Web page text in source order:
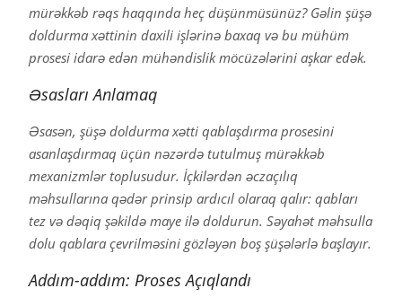
mürəkkəb rəqs haqqında heç düşünmüsünüz? Gəlin şüşə
doldurma xəttinin daxili işlərinə baxaq və bu mühüm
prosesi idarə edən mühəndislik möcüzələrini aşkar edək.
Əsasları Anlamaq
Əsasən, şüşə doldurma xətti qablaşdırma prosesini
asanlaşdırmaq üçün nəzərdə tutulmuş mürəkkəb
mexanizmlər toplusudur. İçkilərdən əczaçılıq
məhsullarına qədər prinsip ardıcıl olaraq qalır: qabları
tez və dəqiq şəkildə maye ilə doldurun. Səyahət məhsulla
dolu qablara çevrilməsini gözləyən boş şüşələrlə başlayır.
Addım-addım: Proses Açıqlandı